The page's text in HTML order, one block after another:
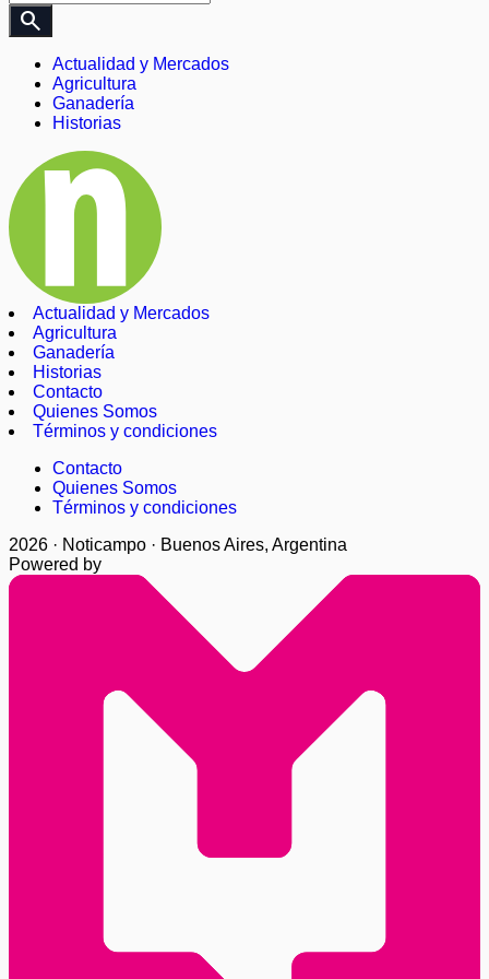
search
Actualidad y Mercados
Agricultura
Ganadería
Historias
Actualidad y Mercados
Agricultura
Ganadería
Historias
Contacto
Quienes Somos
Términos y condiciones
Contacto
Quienes Somos
Términos y condiciones
2026 · Noticampo · Buenos Aires, Argentina
Powered by